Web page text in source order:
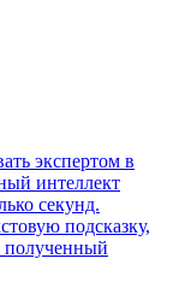
экспертом в
интеллект
секунд.
подсказку,
полученный